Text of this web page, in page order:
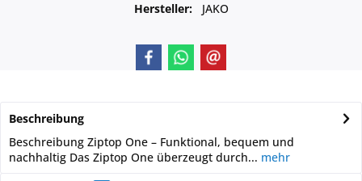
Hersteller:
JAKO
Beschreibung
Beschreibung Ziptop One – Funktional, bequem und
nachhaltig Das Ziptop One überzeugt durch... mehr